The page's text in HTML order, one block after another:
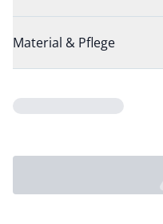
Material & Pflege